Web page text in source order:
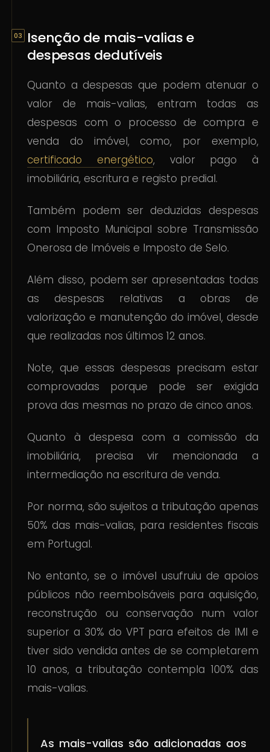
Isenção de mais-valias e
despesas dedutíveis
Quanto a despesas que podem atenuar o
valor de mais-valias, entram todas as
despesas com o processo de compra e
venda do imóvel, como, por exemplo,
certificado energético, valor pago à
imobiliária, escritura e registo predial.
Também podem ser deduzidas despesas
com Imposto Municipal sobre Transmissão
Onerosa de Imóveis e Imposto de Selo.
Além disso, podem ser apresentadas todas
as despesas relativas a obras de
valorização e manutenção do imóvel, desde
que realizadas nos últimos 12 anos.
Note, que essas despesas precisam estar
comprovadas porque pode ser exigida
prova das mesmas no prazo de cinco anos.
Quanto à despesa com a comissão da
imobiliária, precisa vir mencionada a
intermediação na escritura de venda.
Por norma, são sujeitos a tributação apenas
50% das mais-valias, para residentes fiscais
em Portugal.
No entanto, se o imóvel usufruiu de apoios
públicos não reembolsáveis para aquisição,
reconstrução ou conservação num valor
superior a 30% do VPT para efeitos de IMI e
tiver sido vendida antes de se completarem
10 anos, a tributação contempla 100% das
mais-valias.
As mais-valias são adicionadas aos